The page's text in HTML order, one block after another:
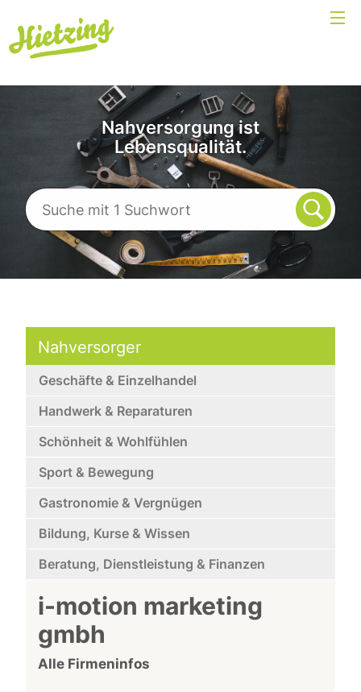
Nahversorgung ist
Lebensqualität.
Nahversorger
Geschäfte & Einzelhandel
Handwerk & Reparaturen
Schönheit & Wohlfühlen
Sport & Bewegung
Gastronomie & Vergnügen
Bildung, Kurse & Wissen
Beratung, Dienstleistung & Finanzen
i-motion marketing
gmbh
Alle Firmeninfos